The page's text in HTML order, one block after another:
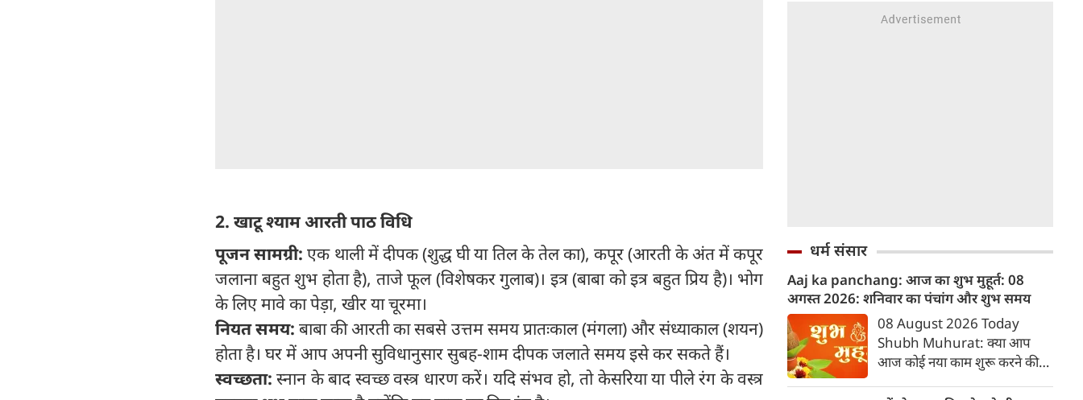
2. खाटू श्याम आरती पाठ विधि
पूजन सामग्री:एक थाली में दीपक (शुद्ध घी या तिल के तेल का), कपूर (आरती के अंत में कपूर
जलाना बहुत शुभ होता है), ताजे फूल (विशेषकर गुलाब)। इत्र (बाबा को इत्र बहुत प्रिय है)। भोग
के लिए मावे का पेड़ा, खीर या चूरमा।
नियत समय:बाबा की आरती का सबसे उत्तम समय प्रातःकाल (मंगला) और संध्याकाल (शयन)
होता है। घर में आप अपनी सुविधानुसार सुबह-शाम दीपक जलाते समय इसे कर सकते हैं।
स्वच्छता:स्नान के बाद स्वच्छ वस्त्र धारण करें। यदि संभव हो, तो केसरिया या पीले रंग के वस्त्र
धर्म संसार
Aaj ka panchang: आज का शुभ मुहूर्त: 08
अगस्‍त 2026: शनिवार का पंचांग और शुभ समय
08 August 2026 Today
Shubh Muhurat: क्या आप
आज कोई नया काम शुरू करने की